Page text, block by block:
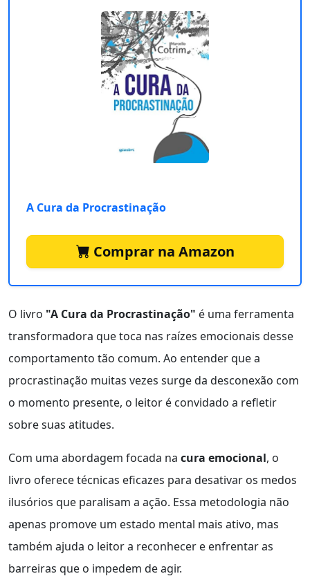
A Cura da Procrastinação
Comprar na Amazon
O livro "A Cura da Procrastinação" é uma ferramenta
transformadora que toca nas raízes emocionais desse
comportamento tão comum. Ao entender que a
procrastinação muitas vezes surge da desconexão com
o momento presente, o leitor é convidado a refletir
sobre suas atitudes.
Com uma abordagem focada na cura emocional, o
livro oferece técnicas eficazes para desativar os medos
ilusórios que paralisam a ação. Essa metodologia não
apenas promove um estado mental mais ativo, mas
também ajuda o leitor a reconhecer e enfrentar as
barreiras que o impedem de agir.